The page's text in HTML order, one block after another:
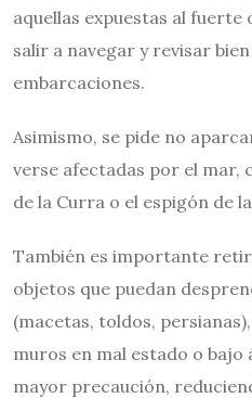
aquellas expuestas al fuerte
salir a navegar y revisar
embarcaciones.
Asimismo, se pide no
verse afectadas por el mar,
de la Curra o el espigón de
También es importante
objetos que puedan
(macetas, toldos,
muros en mal estado o
mayor precaución,